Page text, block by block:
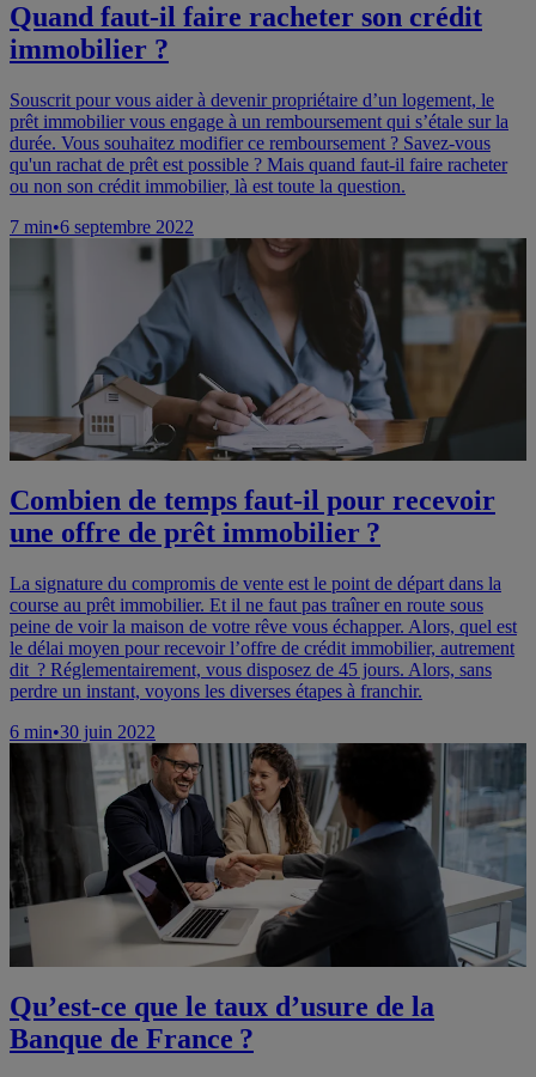
Quand faut-il faire racheter son crédit
immobilier ?
Souscrit pour vous aider à devenir propriétaire d’un logement, le
prêt immobilier vous engage à un remboursement qui s’étale sur la
durée. Vous souhaitez modifier ce remboursement ? Savez-vous
qu'un rachat de prêt est possible ? Mais quand faut-il faire racheter
ou non son crédit immobilier, là est toute la question.
7 min•6 septembre 2022
Combien de temps faut-il pour recevoir
une offre de prêt immobilier ?
La signature du compromis de vente est le point de départ dans la
course au prêt immobilier. Et il ne faut pas traîner en route sous
peine de voir la maison de votre rêve vous échapper. Alors, quel est
le délai moyen pour recevoir l’offre de crédit immobilier, autrement
dit ? Réglementairement, vous disposez de 45 jours. Alors, sans
perdre un instant, voyons les diverses étapes à franchir.
6 min•30 juin 2022
Qu’est-ce que le taux d’usure de la
Banque de France ?